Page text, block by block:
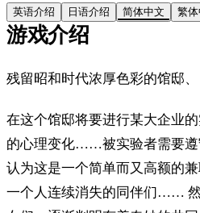
英语介绍 日语介绍 简体中文 繁
游戏介绍
残留昭和时代浓厚色彩的馆邸
在这个馆邸将要进行某大企业
的心理变化……被实验者需要遵
认为这是一个简单而又高额的
一个人连续消失的同伴们……